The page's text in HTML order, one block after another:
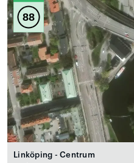
88
Linköping - Centrum